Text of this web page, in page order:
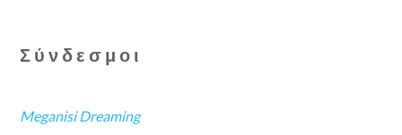
Σύνδεσμοι
Meganisi Dreaming